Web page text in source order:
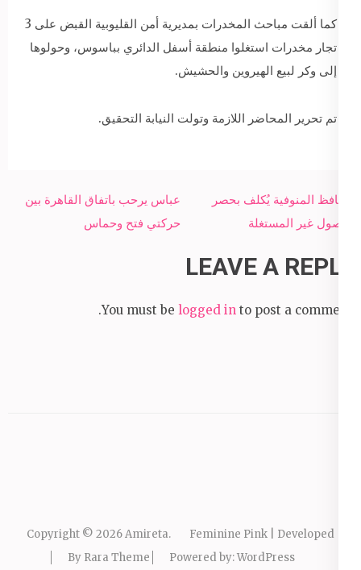
كما ألقت مباحث المخدرات بمديرية أمن القليوبية القبض على 3
تجار مخدرات استغلوا منطقة أسفل الدائري بباسوس، وحولوها
إلى وكر لبيع الهيروين والحشيش.
تم تحرير المحاضر اللازمة وتولت النيابة التحقيق.
Post
navigation
عباس يرحب باتفاق القاهرة بين
حركتي فتح وحماس
محافظ المنوفية يُكلف بحصر
الأصول غير المستغلة
LEAVE A REPLY
You must be logged in to post a comment.
Copyright © 2026Amireta.
Feminine Pink | Developed
By Rara Theme Powered by:WordPress